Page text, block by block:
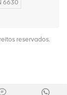
6630
reservados.